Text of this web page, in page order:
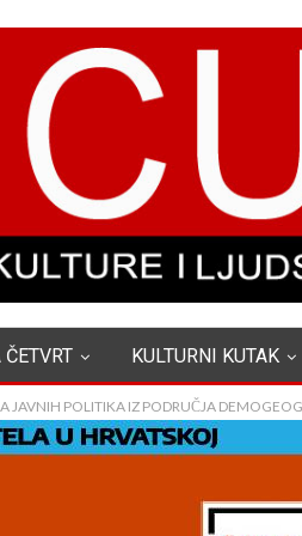
KULTURNI KUTAK
JAVNIH POLITIKA IZ PODRUČJA